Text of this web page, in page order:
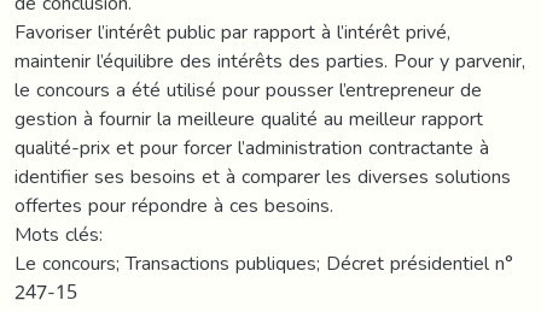
Favoriser l’intérêt public par rapport à l’intérêt privé,
maintenir l’équilibre des intérêts des parties. Pour y parvenir,
le concours a été utilisé pour pousser l’entrepreneur de
gestion à fournir la meilleure qualité au meilleur rapport
qualité-prix et pour forcer l’administration contractante à
identifier ses besoins et à comparer les diverses solutions
offertes pour répondre à ces besoins.
Mots clés:
Le concours; Transactions publiques; Décret présidentiel n°
247-15